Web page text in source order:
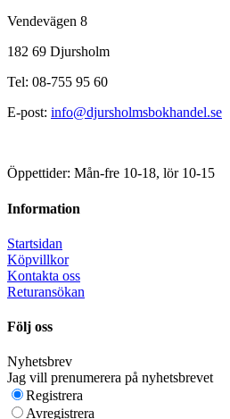
Vendevägen 8
182 69 Djursholm
Tel: 08-755 95 60
E-post: info@djursholmsbokhandel.se
Öppettider: Mån-fre 10-18, lör 10-15
Information
Startsidan
Köpvillkor
Kontakta oss
Returansökan
Följ oss
Nyhetsbrev
Jag vill prenumerera på nyhetsbrevet
Registrera
Avregistrera